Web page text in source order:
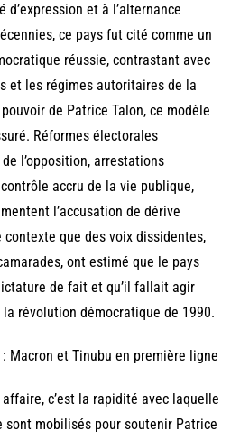
et à l’alternance
ce pays fut cité comme un
réussie, contrastant avec
et les régimes autoritaires de la
de Patrice Talon, ce modèle
Réformes électorales
l’opposition, arrestations
accru de la vie publique,
l’accusation de dérive
contexte que des voix dissidentes,
ont estimé que le pays
de fait et qu’il fallait agir
révolution démocratique de 1990.
Macron et Tinubu en première ligne
c’est la rapidité avec laquelle
sont mobilisés pour soutenir Patrice